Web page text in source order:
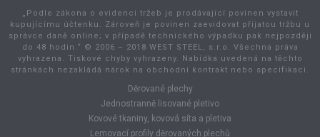
„Podle zákona o evidenci tržeb je prodávající povinen vystavit
kupujícímu účtenku. Zároveň je povinen zaevidovat přijatou tržbu u
správce daně online; v případě technického výpadku pak nejpozději
do 48 hodin.“ © 2006 – 2018 WEST STEEL, s.r.o. Všechna práva
vyhrazena. Tiskové chyby vyhrazeny. Nabídka uvedená na těchto
stránkách nezakládá nárok na obchodní kontrakt nebo specifikaci.
Děrované plechy
Jednostranně lisované pletivo
Kovové tkaniny, kovová síta a pletiva
Lemovací profily děrovaných plechů